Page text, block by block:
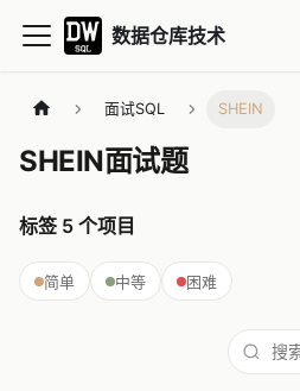
数据仓库技术
面试SQL SHEIN
SHEIN面试题
标签 5 个项目
简单 中等 困难